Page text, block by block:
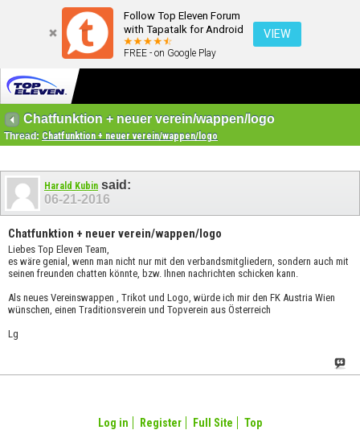
Follow Top Eleven Forum
with Tapatalk for Android
FREE - on Google Play
VIEW
Chatfunktion + neuer verein/wappen/logo
Thread: Chatfunktion + neuer verein/wappen/logo
Harald Kubin said:
06-21-2016
Chatfunktion + neuer verein/wappen/logo
Liebes Top Eleven Team,
es wäre genial, wenn man nicht nur mit den verbandsmitgliedern, sondern auch mit
seinen freunden chatten könnte, bzw. Ihnen nachrichten schicken kann.
Als neues Vereinswappen , Trikot und Logo, würde ich mir den FK Austria Wien
wünschen, einen Traditionsverein und Topverein aus Österreich
Lg
Log in Register Full Site Top